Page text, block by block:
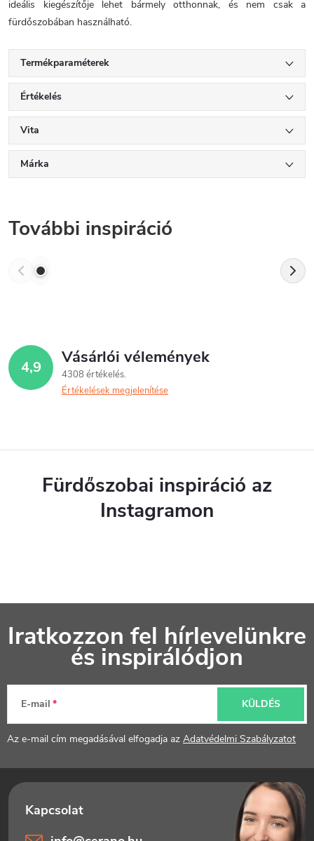
ideális kiegészítője lehet bármely otthonnak, és nem csak a
fürdőszobában használható.
Termékparaméterek
Értékelés
Vita
Márka
További inspiráció
4,9 Vásárlói vélemények
4308 értékelés
Értékelések megjelenítése
Fürdőszobai inspiráció az
Instagramon
á
é
Iratkozzon fel hírlevelünkre
és inspirálódjon
E-mail
Az e-mail cím megadásával elfogadja az Adatvédelmi Szabályzatot
KÜLDÉS